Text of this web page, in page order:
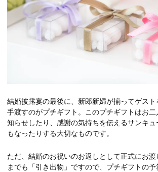
結婚披露宴の最後に、新郎新婦が揃ってゲスト
手渡すのがプチギフト。このプチギフトはお
知らせしたり、感謝の気持ちを伝えるサンキュ
もなったりする大切なものです。
ただ、結婚のお祝いのお返しとして正式にお渡
までも「引き出物」ですので、プチギフトの